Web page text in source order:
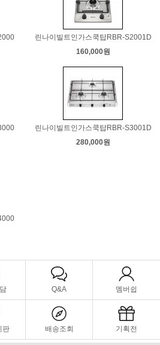
린나이빌트인가스쿡탑RBR-S2001D
160,000원
린나이빌트인가스쿡탑RBR-S3001D
280,000원
Q&A 멤버쉽
판 배송조회 기획전